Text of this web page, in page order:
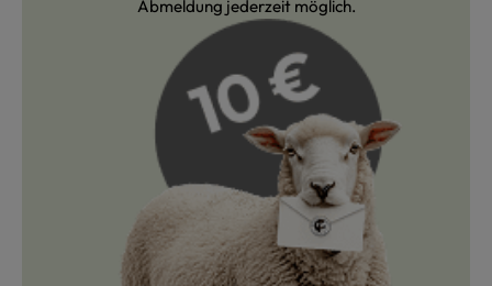
Abmeldung jederzeit möglich.